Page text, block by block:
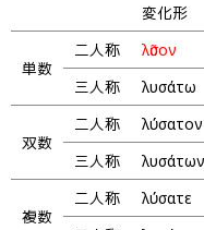
変化形
単数
二人称 λῦσον
三人称
λυσάτω
双数
二人称 λύσατον
三人称
λυσάτων
複数
二人称 λύσατε